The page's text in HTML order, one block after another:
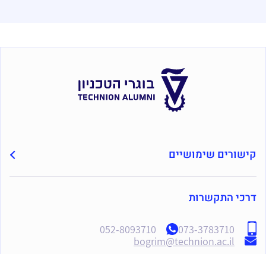
קישורים שימושיים
דרכי התקשרות
073-3783710
052-8093710
bogrim@technion.ac.il